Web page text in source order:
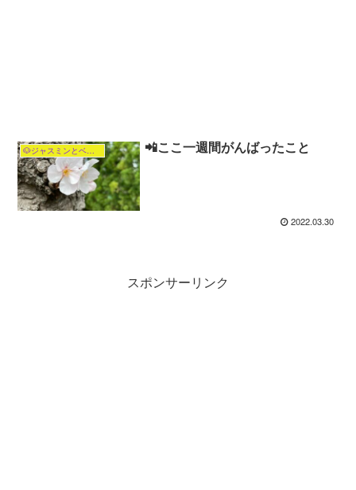
🐶ジャスミンとベル 保護犬のお話🐕 📲ここ一週間がんばったこと
2022.03.30
スポンサーリンク